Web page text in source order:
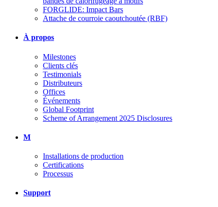
FORGLIDE: Impact Bars
Attache de courroie caoutchoutée (RBF)
À propos
Milestones
Clients clés
Testimonials
Distributeurs
Offices
Événements
Global Footprint
Scheme of Arrangement 2025 Disclosures
M
Installations de production
Certifications
Processus
Support